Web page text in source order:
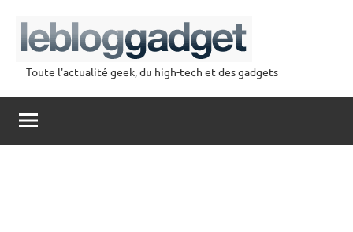
contenu
lebloggadget
Toute l'actualité geek, du high-tech et des gadgets